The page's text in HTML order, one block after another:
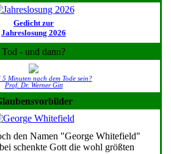
Gedicht zur
Jahreslosung 2026
Tod - und dann?
5 Minuten nach dem Tode sein?
Prof. Dr. Werner Gitt
den Namen "George Whitefield"
schenkte Gott die wohl größten